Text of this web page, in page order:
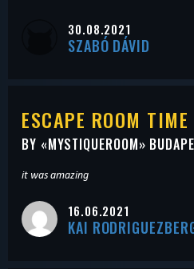
30.08.2021
SZABÓ DÁVID
ESCAPE ROOM
BY «MYSTIQUEROOM»
it was amazing
16.06.2021
KAI